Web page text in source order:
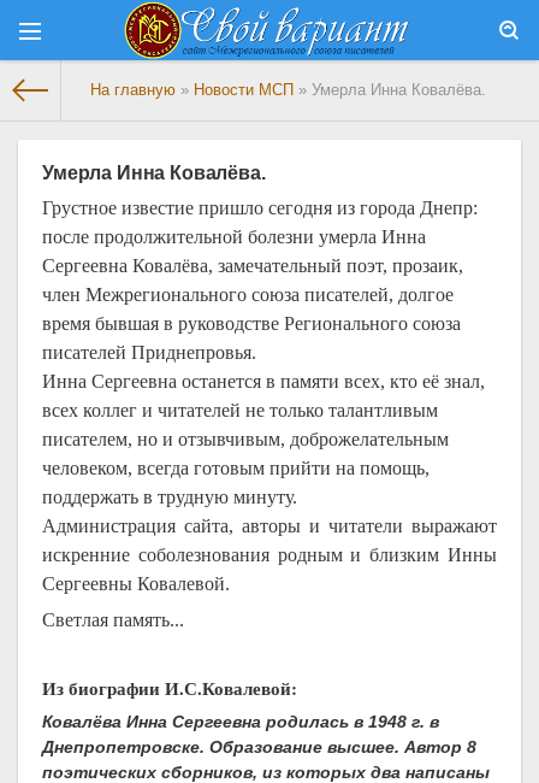
На главную » Новости МСП » Умерла Инна Ковалёва.
Умерла Инна Ковалёва.
Грустное известие пришло сегодня из города Днепр:
после продолжительной болезни умерла Инна
Сергеевна Ковалёва, замечательный поэт, прозаик,
член Межрегионального союза писателей, долгое
время бывшая в руководстве Регионального союза
писателей Приднепровья.
Инна Сергеевна останется в памяти всех, кто её знал,
всех коллег и читателей не только талантливым
писателем, но и отзывчивым, доброжелательным
человеком, всегда готовым прийти на помощь,
поддержать в трудную минуту.
Администрация сайта, авторы и читатели выражают
искренние соболезнования родным и близким Инны
Сергеевны Ковалевой.
Светлая память...
Из биографии И.С.Ковалевой:
Ковалёва Инна Сергеевна родилась в 1948 г. в
Днепропетровске. Образование высшее. Автор 8
поэтических сборников, из которых два написаны